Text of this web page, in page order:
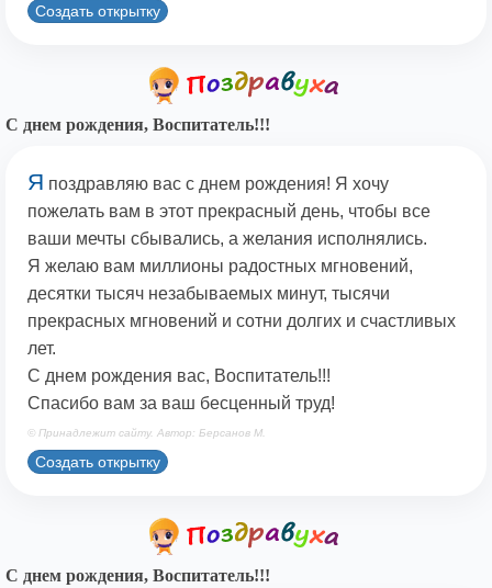
Создать открытку
С днем рождения, Воспитатель!!!
Я поздравляю вас с днем рождения! Я хочу
пожелать вам в этот прекрасный день, чтобы все
ваши мечты сбывались, а желания исполнялись.
Я желаю вам миллионы радостных мгновений,
десятки тысяч незабываемых минут, тысячи
прекрасных мгновений и сотни долгих и счастливых
лет.
С днем рождения вас, Воспитатель!!!
Спасибо вам за ваш бесценный труд!
© Принадлежит сайту. Автор: Берсанов М.
Создать открытку
С днем рождения, Воспитатель!!!